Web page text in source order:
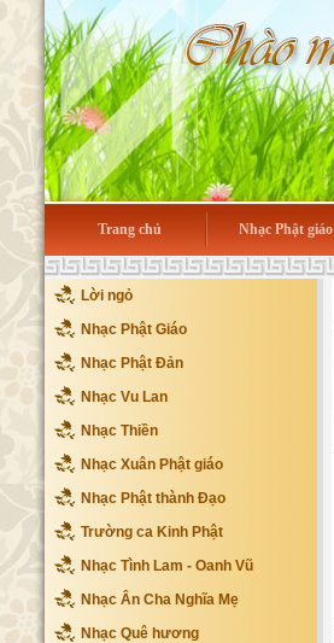
Trang chủ Nhạc Phật giáo
Lời ngỏ
Nhạc Phật Giáo
Nhạc Phật Đản
Nhạc Vu Lan
Nhạc Thiền
Nhạc Xuân Phật giáo
Nhạc Phật thành Đạo
Trường ca Kinh Phật
Nhạc Tình Lam - Oanh Vũ
Nhạc Ân Cha Nghĩa Mẹ
Nhạc Quê hương